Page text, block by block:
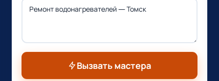
Вызвать мастера